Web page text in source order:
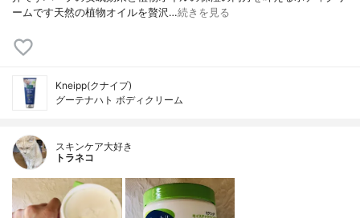
ームです天然の植物オイルを贅沢…続きを見る
Kneipp(クナイプ)
グーテナハト ボディクリーム
スキンケア大好き
トラネコ